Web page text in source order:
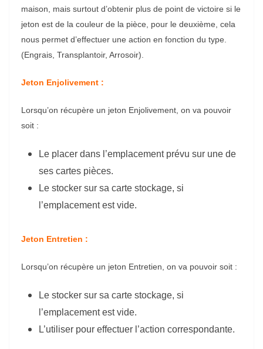
maison, mais surtout d’obtenir plus de point de victoire si le
jeton est de la couleur de la pièce, pour le deuxième, cela
nous permet d’effectuer une action en fonction du type.
(Engrais, Transplantoir, Arrosoir).
Jeton Enjolivement :
Lorsqu’on récupère un jeton Enjolivement, on va pouvoir
soit :
Le placer dans l’emplacement prévu sur une de
ses cartes pièces.
Le stocker sur sa carte stockage, si
l’emplacement est vide.
Jeton Entretien :
Lorsqu’on récupère un jeton Entretien, on va pouvoir soit :
Le stocker sur sa carte stockage, si
l’emplacement est vide.
L’utiliser pour effectuer l’action correspondante.